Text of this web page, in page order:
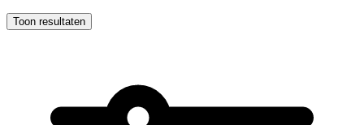
Toon resultaten